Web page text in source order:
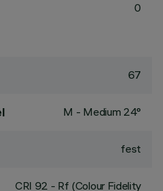
0
67
M - Medium 24°
fest
CRI 92 - Rf (Colour Fidelity